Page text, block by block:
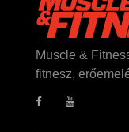
Muscle &
fitnesz,